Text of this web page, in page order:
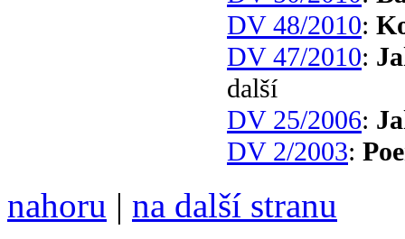
DV 48/2010:
DV 47/2010:
další
DV 25/2006:
DV 2/2003:
nahoru | na další stranu